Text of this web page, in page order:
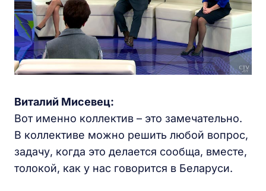
Виталий Мисевец:
Вот именно коллектив – это замечательно.
В коллективе можно решить любой вопрос,
задачу, когда это делается сообща, вместе,
толокой, как у нас говорится в Беларуси.